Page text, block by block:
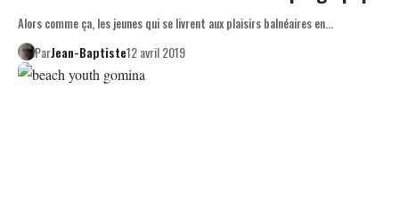
Alors comme ça, les jeunes qui se livrent aux plaisirs balnéaires en…
ParJean-Baptiste12 avril 2019